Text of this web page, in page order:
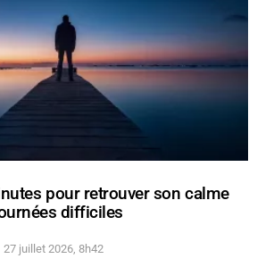
pour retrouver son calme
difficiles
27 juillet 2026, 8h42